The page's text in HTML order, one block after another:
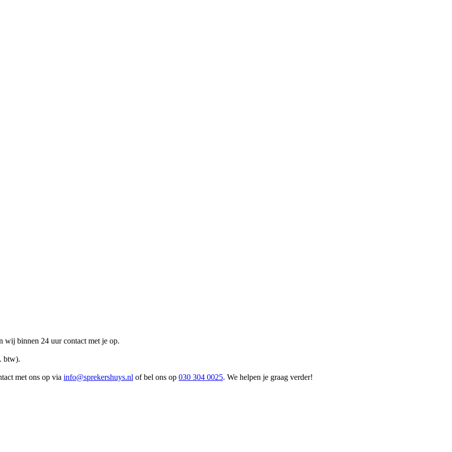
wij binnen 24 uur contact met je op.
btw).
met ons op via info@sprekershuys.nl of bel ons op 030 304 0025. We helpen je graag verder!